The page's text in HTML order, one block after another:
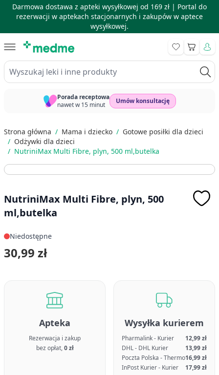
Darmowa dostawa z apteki wysyłkowej od 169 zł | Portal do
rezerwacji w aptekach stacjonarnych i zakupów w aptece
wysyłkowej.
Wyszukaj leki i inne produkty
Koszyk
Porada receptowa
nawet w 15 minut
Umów konsultację
Strona główna / Mama i dziecko / Gotowe posiłki dla dzieci
/ Odżywki dla dzieci
/ NutriniMax Multi Fibre, plyn, 500 ml,butelka
NutriniMax Multi Fibre, plyn, 500
ml,butelka
Niedostępne
30,99 zł
Apteka
Rezerwacja i zakup
bez opłat,0 zł
Wysyłka kurierem
Pharmalink - Kurier
12,99 zł
DHL - DHL Kurier
13,99 zł
Poczta Polska - Thermo16,99 zł
InPost Kurier - Kurier
17,99 zł